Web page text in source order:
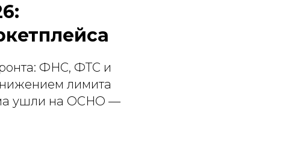
ФНС, ФТС и
лимита
ушли на ОСНО —